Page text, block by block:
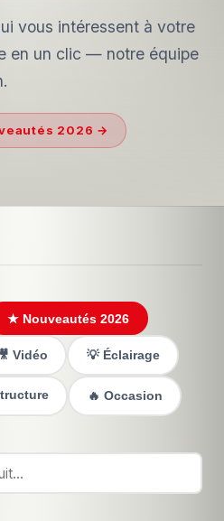
vous intéressent à votre
en un clic — notre équipe
2026 →
★ Nouveautés 2026
Vidéo 💡 Éclairage
🔥 Occasion